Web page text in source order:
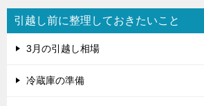
ョ
ン
引越し前に整理しておきたいこと
3月の引越し相場
冷蔵庫の準備